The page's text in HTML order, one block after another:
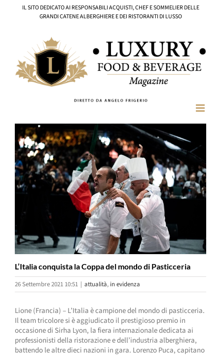
IL SITO DEDICATO AI RESPONSABILI ACQUISTI, CHEF E SOMMELIER DELLE
GRANDI CATENE ALBERGHIERE E DEI RISTORANTI DI LUSSO
Ingrandisci
immagine
L’Italia conquista la Coppa del mondo di Pasticceria
26 Settembre 2021 10:51 | attualità, in evidenza
Lione (Francia) – L’Italia è campione del mondo di pasticceria.
Il team tricolore si è aggiudicato il prestigioso premio in
occasione di Sirha Lyon, la fiera internazionale dedicata ai
professionisti della ristorazione e dell’industria alberghiera,
battendo le altre dieci nazioni in gara. Lorenzo Puca, capitano